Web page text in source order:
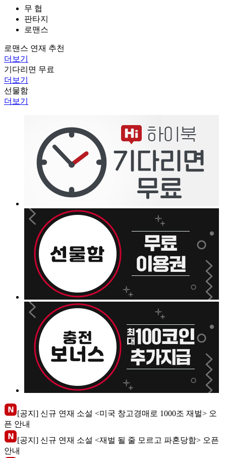
무 협
판타지
로맨스
로맨스 연재 추천
더보기
기다리면 무료
더보기
선물함
더보기
[공지] 신규 연재 소설 <미국 창고경매로 1000조 재벌> 오
픈 안내
[공지] 신규 연재 소설 <재벌 될 줄 모르고 파혼당함> 오픈
안내